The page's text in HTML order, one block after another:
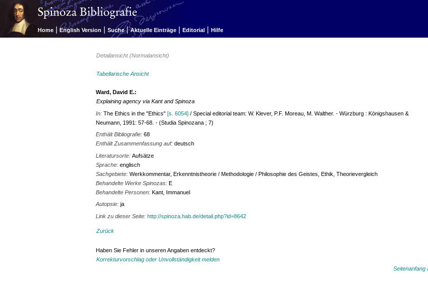
Home | English Version | Suche | Aktuelle Einträge | Editorial | Hilfe
Detailansicht (Normalansicht)
Tabellarische Ansicht
Ward, David E.:
Explaining agency via Kant and Spinoza
In:The Ethics in the "Ethics"[s. 6054] / Special editorial team: W. Klever, P.F. Moreau, M. Walther. - Würzburg : Königshausen &
Neumann, 1991: 57-68. - (Studia Spinozana ; 7)
Enthält Bibliografie:68
Enthält Zusammenfassung auf:deutsch
Literatursorte:Aufsätze
Sprache:englisch
Sachgebiete:Werkkommentar, Erkenntnistheorie / Methodologie / Philosophie des Geistes, Ethik, Theorievergleich
Behandelte Werke Spinozas:E
Behandelte Personen:Kant, Immanuel
Autopsie:ja
Link zu dieser Seite:http://spinoza.hab.de/detail.php?id=8642
Zurück
Haben Sie Fehler in unseren Angaben entdeckt?
Korrekturvorschlag oder Unvollständigkeit melden
Seitenanfang